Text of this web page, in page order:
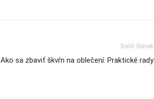
Další článek
Ako sa zbaviť škvŕn na oblečení: Praktické rady